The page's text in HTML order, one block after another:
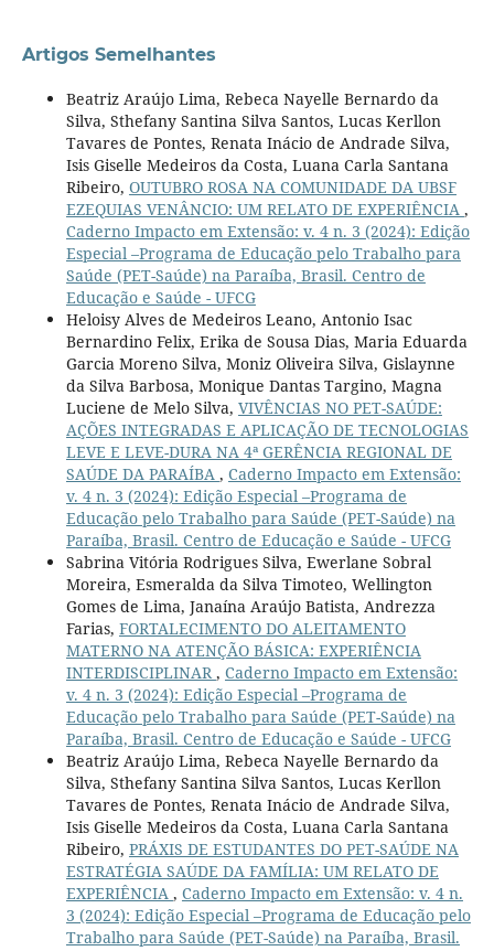
Artigos Semelhantes
Beatriz Araújo Lima, Rebeca Nayelle Bernardo da
Silva, Sthefany Santina Silva Santos, Lucas Kerllon
Tavares de Pontes, Renata Inácio de Andrade Silva,
Isis Giselle Medeiros da Costa, Luana Carla Santana
Ribeiro, OUTUBRO ROSA NA COMUNIDADE DA UBSF
EZEQUIAS VENÂNCIO: UM RELATO DE EXPERIÊNCIA ,
Caderno Impacto em Extensão: v. 4 n. 3 (2024): Edição
Especial –Programa de Educação pelo Trabalho para
Saúde (PET-Saúde) na Paraíba, Brasil. Centro de
Educação e Saúde - UFCG
Heloisy Alves de Medeiros Leano, Antonio Isac
Bernardino Felix, Erika de Sousa Dias, Maria Eduarda
Garcia Moreno Silva, Moniz Oliveira Silva, Gislaynne
da Silva Barbosa, Monique Dantas Targino, Magna
Luciene de Melo Silva, VIVÊNCIAS NO PET-SAÚDE:
AÇÕES INTEGRADAS E APLICAÇÃO DE TECNOLOGIAS
LEVE E LEVE-DURA NA 4ª GERÊNCIA REGIONAL DE
SAÚDE DA PARAÍBA , Caderno Impacto em Extensão:
v. 4 n. 3 (2024): Edição Especial –Programa de
Educação pelo Trabalho para Saúde (PET-Saúde) na
Paraíba, Brasil. Centro de Educação e Saúde - UFCG
Sabrina Vitória Rodrigues Silva, Ewerlane Sobral
Moreira, Esmeralda da Silva Timoteo, Wellington
Gomes de Lima, Janaína Araújo Batista, Andrezza
Farias, FORTALECIMENTO DO ALEITAMENTO
MATERNO NA ATENÇÃO BÁSICA: EXPERIÊNCIA
INTERDISCIPLINAR , Caderno Impacto em Extensão:
v. 4 n. 3 (2024): Edição Especial –Programa de
Educação pelo Trabalho para Saúde (PET-Saúde) na
Paraíba, Brasil. Centro de Educação e Saúde - UFCG
Beatriz Araújo Lima, Rebeca Nayelle Bernardo da
Silva, Sthefany Santina Silva Santos, Lucas Kerllon
Tavares de Pontes, Renata Inácio de Andrade Silva,
Isis Giselle Medeiros da Costa, Luana Carla Santana
Ribeiro, PRÁXIS DE ESTUDANTES DO PET-SAÚDE NA
ESTRATÉGIA SAÚDE DA FAMÍLIA: UM RELATO DE
EXPERIÊNCIA , Caderno Impacto em Extensão: v. 4 n.
3 (2024): Edição Especial –Programa de Educação pelo
Trabalho para Saúde (PET-Saúde) na Paraíba, Brasil.